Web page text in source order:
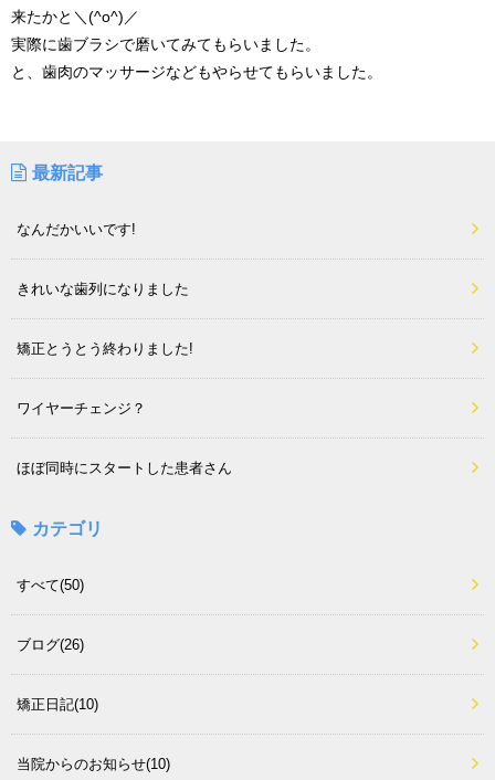
来たかと＼(^o^)／
実際に歯ブラシで磨いてみてもらいました。
と、歯肉のマッサージなどもやらせてもらいました。
最新記事
なんだかいいです!
きれいな歯列になりました
矯正とうとう終わりました!
ワイヤーチェンジ？
ほぼ同時にスタートした患者さん
カテゴリ
すべて(50)
ブログ(26)
矯正日記(10)
当院からのお知らせ(10)